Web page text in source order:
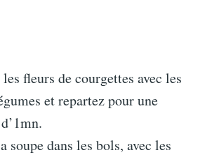
fleurs de courgettes avec les
et repartez pour une
soupe dans les bols, avec les